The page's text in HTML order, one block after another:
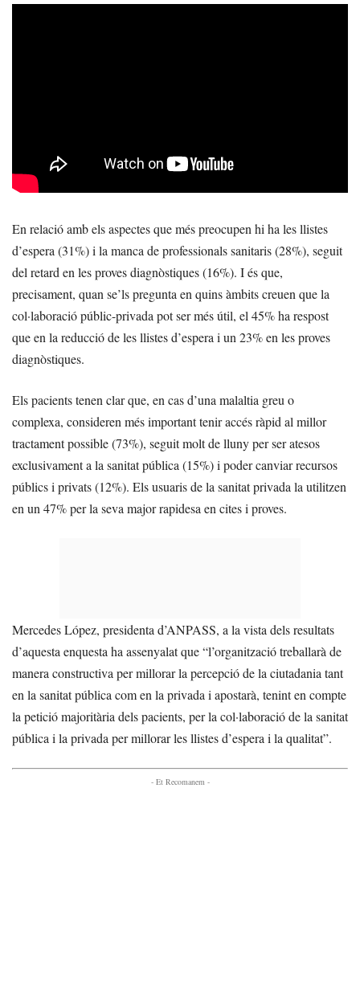
En relació amb els aspectes que més preocupen hi ha les llistes
d’espera (31%) i la manca de professionals sanitaris (28%), seguit
del retard en les proves diagnòstiques (16%). I és que,
precisament, quan se’ls pregunta en quins àmbits creuen que la
col·laboració públic-privada pot ser més útil, el 45% ha respost
que en la reducció de les llistes d’espera i un 23% en les proves
diagnòstiques.
Els pacients tenen clar que, en cas d’una malaltia greu o
complexa, consideren més important tenir accés ràpid al millor
tractament possible (73%), seguit molt de lluny per ser atesos
exclusivament a la sanitat pública (15%) i poder canviar recursos
públics i privats (12%). Els usuaris de la sanitat privada la utilitzen
en un 47% per la seva major rapidesa en cites i proves.
Mercedes López, presidenta d’ANPASS, a la vista dels resultats
d’aquesta enquesta ha assenyalat que “l’organització treballarà de
manera constructiva per millorar la percepció de la ciutadania tant
en la sanitat pública com en la privada i apostarà, tenint en compte
la petició majoritària dels pacients, per la col·laboració de la sanitat
pública i la privada per millorar les llistes d’espera i la qualitat”.
- Et Recomanem -